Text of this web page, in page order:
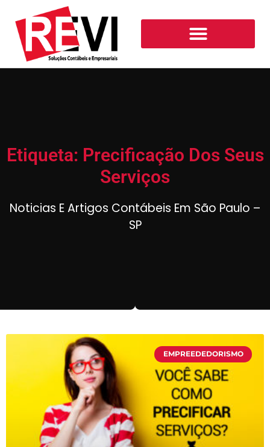
Etiqueta: Precificação Dos Seus
Serviços
Noticias E Artigos Contábeis Em São Paulo –
SP
EMPREEDEDORISMO